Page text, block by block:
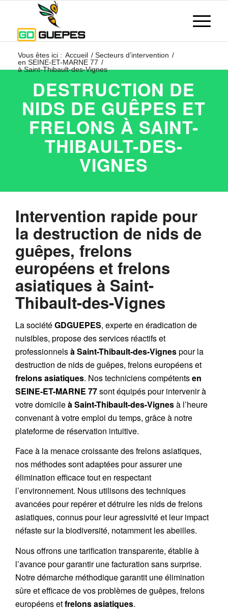
Vous êtes ici : Accueil / Secteurs d’intervention /
en SEINE-ET-MARNE 77 /
à Saint-Thibault-des-Vignes
DESTRUCTION DE
NIDS DE GUÊPES ET
FRELONS À SAINT-
THIBAULT-DES-
VIGNES
Intervention rapide pour
la destruction de nids de
guêpes, frelons
européens et frelons
asiatiques à Saint-
Thibault-des-Vignes
La sociétéGDGUEPES, experte en éradication de
nuisibles, propose des services réactifs et
professionnelsà Saint-Thibault-des-Vignespour la
destruction de nids de guêpes, frelons européenset
frelons asiatiques. Nos techniciens compétentsen
SEINE-ET-MARNE 77sont équipés pour intervenir à
votre domicileà Saint-Thibault-des-Vignesà l’heure
convenant à votre emploi du temps, grâce à notre
plateforme de réservation intuitive.
Face à la menace croissante des frelons asiatiques,
nos méthodes sont adaptées pour assurer une
élimination efficace tout en respectant
l’environnement. Nous utilisons des techniques
avancées pour repérer et détruire les nids defrelons
asiatiques, connus pour leur agressivité et leur impact
néfaste sur la biodiversité, notamment les abeilles.
Nous offrons unetarification transparente, établie à
l’avance pour garantir une facturation sans surprise.
Notre démarche méthodique garantit une élimination
sûre et efficace de vos problèmes de guêpes, frelons
européens etfrelons asiatiques.